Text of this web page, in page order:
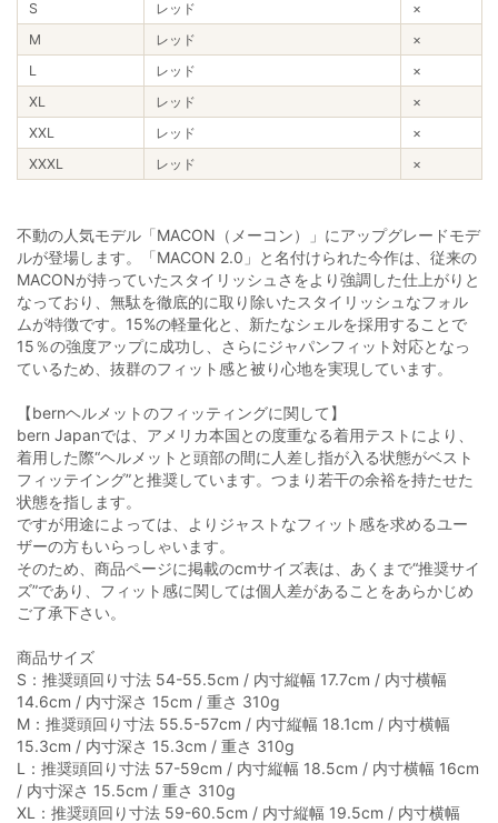
S
レッド
×
M
レッド
×
L
レッド
×
XL
レッド
×
XXL
レッド
×
XXXL
レッド ×
不動の人気モデル「MACON（メーコン）」にアップグレードモデ
ルが登場します。「MACON 2.0」と名付けられた今作は、従来の
MACONが持っていたスタイリッシュさをより強調した仕上がりと
なっており、無駄を徹底的に取り除いたスタイリッシュなフォル
ムが特徴です。15%の軽量化と、新たなシェルを採用することで
15％の強度アップに成功し、さらにジャパンフィット対応となっ
ているため、抜群のフィット感と被り心地を実現しています。
【bernヘルメットのフィッティングに関して】
bern Japanでは、アメリカ本国との度重なる着用テストにより、
着用した際“ヘルメットと頭部の間に人差し指が入る状態がベスト
フィッテイング”と推奨しています。つまり若干の余裕を持たせた
状態を指します。
ですが用途によっては、よりジャストなフィット感を求めるユー
ザーの方もいらっしゃいます。
そのため、商品ページに掲載のcmサイズ表は、あくまで“推奨サイ
ズ”であり、フィット感に関しては個人差があることをあらかじめ
ご了承下さい。
商品サイズ
S：推奨頭回り寸法 54-55.5cm / 内寸縦幅 17.7cm / 内寸横幅
14.6cm / 内寸深さ 15cm / 重さ 310g
M：推奨頭回り寸法 55.5-57cm / 内寸縦幅 18.1cm / 内寸横幅
15.3cm / 内寸深さ 15.3cm / 重さ 310g
L：推奨頭回り寸法 57-59cm / 内寸縦幅 18.5cm / 内寸横幅 16cm
/ 内寸深さ 15.5cm / 重さ 310g
XL：推奨頭回り寸法 59-60.5cm / 内寸縦幅 19.5cm / 内寸横幅